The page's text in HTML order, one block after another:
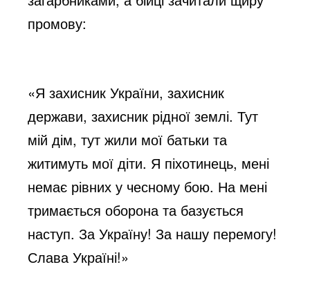
промову:
«Я захисник України, захисник
держави, захисник рідної землі. Тут
мій дім, тут жили мої батьки та
житимуть мої діти. Я піхотинець, мені
немає рівних у чесному бою. На мені
тримається оборона та базується
наступ. За Україну! За нашу перемогу!
Слава Україні!»